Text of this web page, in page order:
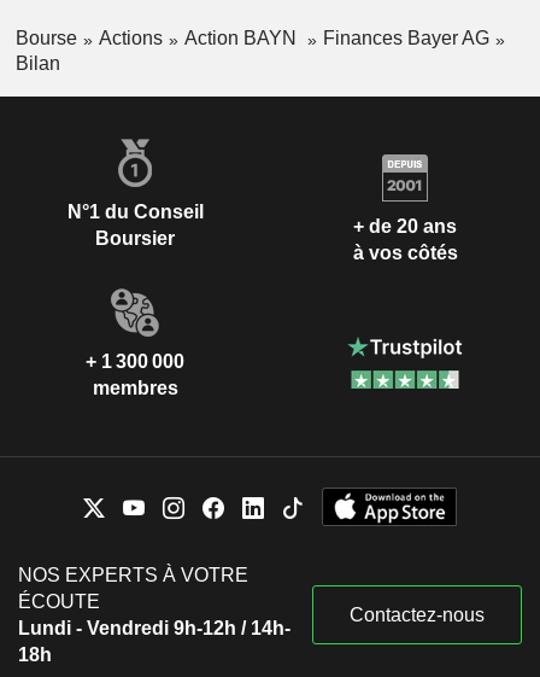
Bourse Actions Action BAYN
Finances Bayer AG
Bilan
N°1 du Conseil
Boursier
+ de 20 ans
à vos côtés
+ 1 300 000
membres
NOS EXPERTS À VOTRE
ÉCOUTE
Lundi - Vendredi 9h-12h / 14h-
18h
Contactez-nous